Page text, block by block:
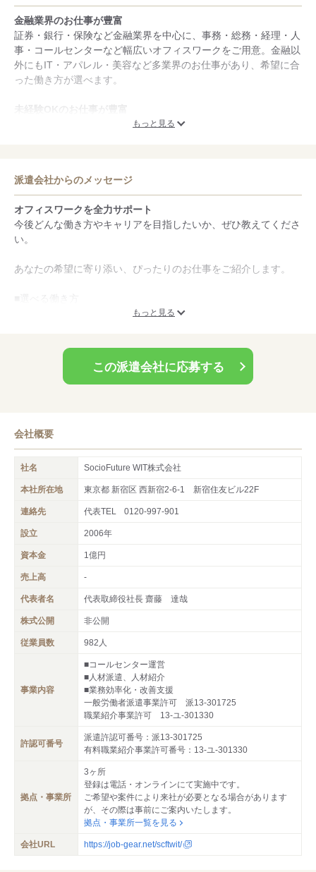
金融業界のお仕事が豊富
証券・銀行・保険など金融業界を中心に、事務・総務・経理・人
事・コールセンターなど幅広いオフィスワークをご用意。金融以
外にもIT・アパレル・美容など多業界のお仕事があり、希望に合
った働き方が選べます。
未経験OKのお仕事が豊富
未経験の方も安心してスタートできるオフィスワークを多数ご紹
スタッフフォローに自信あり
派遣スタッフには営業担当が定期面談を実施し、就業後も継続サ
ポート。契約社員・社員も含めてキャリアや働き方の相談ができ
る体制を整えています。安心して長く働ける環境づくりを大切に
もっと見る
派遣会社からのメッセージ
オフィスワークを全力サポート
今後どんな働き方やキャリアを目指したいか、ぜひ教えてくださ
い。
あなたの希望に寄り添い、ぴったりのお仕事をご紹介します。
・電話が基本
・希望によりオンライン面談も可能
・来社が必要な場合は事前にご案内します
もっと見る
この派遣会社に応募する
会社概要
社名 SocioFuture WIT株式会社
本社所在地 東京都 新宿区 西新宿2-6-1 新宿住友ビル22F
連絡先 代表TEL 0120-997-901
設立 2006年
資本金 1億円
売上高 ‐
代表者名 代表取締役社長 齋藤 達哉
株式公開 非公開
従業員数 982人
事業内容
■コールセンター運営
■人材派遣、人材紹介
■業務効率化・改善支援
一般労働者派遣事業許可 派13-301725
職業紹介事業許可 13-ユ-301330
許認可番号
派遣許認可番号：派13-301725
有料職業紹介事業許可番号：13-ユ-301330
拠点・事業所
3ヶ所
登録は電話・オンラインにて実施中です。
ご希望や案件により来社が必要となる場合があります
が、その際は事前にご案内いたします。
拠点・事業所一覧を見る
会社URL https://job-gear.net/scftwit/